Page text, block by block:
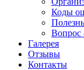
Коды
Галерея
Отзывы
Контакты